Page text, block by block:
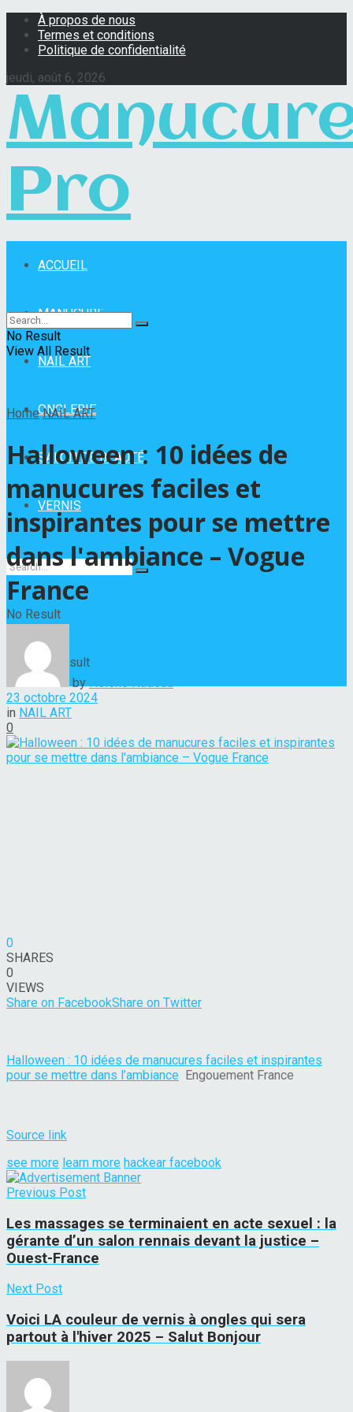
À propos de nous
Termes et conditions
Politique de confidentialité
jeudi, août 6, 2026
Pro
ACCUEIL
MANUCURE
NAIL ART
ONGLERIE
SALON DE BEAUTÉ
VERNIS
No Result
View All Result
No Result
View All Result
Home NAIL ART
Halloween : 10 idées de
manucures faciles et
inspirantes pour se mettre
dans l'ambiance – Vogue
France
by Hélène Nadeau
23 octobre 2024
in NAIL ART
0
0
SHARES
0
VIEWS
Share on FacebookShare on Twitter
Halloween : 10 idées de manucures faciles et inspirantes
pour se mettre dans l’ambiance Engouement France
Source link
see more learn more hackear facebook
Previous Post
Les massages se terminaient en acte sexuel : la
gérante d’un salon rennais devant la justice –
Ouest-France
Next Post
Voici LA couleur de vernis à ongles qui sera
partout à l'hiver 2025 – Salut Bonjour